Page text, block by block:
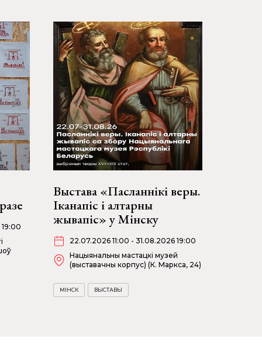
19:00
Выстава «Пасланнікі веры.
Іканапіс і алтарны
жывапіс» у Мінску
22.07.2026 11:00 - 31.08.2026 19:00
Нацыянальны мастацкі музей
(выставачны корпус) (К. Маркса, 24)
МІНСК ВЫСТАВЫ